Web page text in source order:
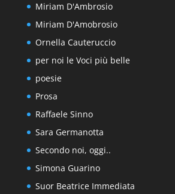
Miriam D'Ambrosio
Miriam D'Amobrosio
Ornella Cauteruccio
per noi le Voci più belle
poesie
Prosa
Raffaele Sinno
Sara Germanotta
Secondo noi, oggi..
Simona Guarino
Suor Beatrice Immediata